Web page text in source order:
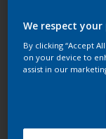
Trouver
We respect your
By clicking “Accept
on your device to
assist in our